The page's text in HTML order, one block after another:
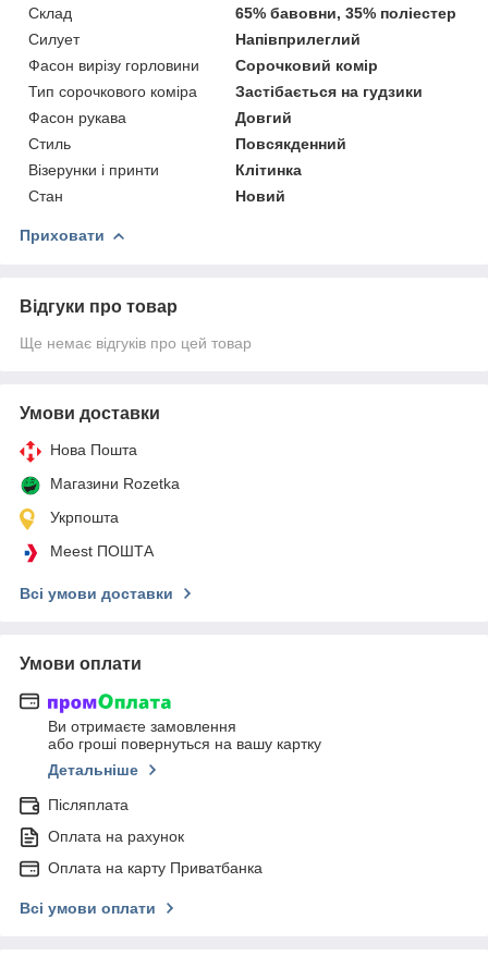
Склад
65% бавовни, 35% поліестер
Силует
Напівприлеглий
Фасон вирізу горловини
Сорочковий комір
Тип сорочкового коміра
Застібається на гудзики
Фасон рукава
Довгий
Стиль
Повсякденний
Візерунки і принти
Клітинка
Стан
Новий
Приховати
Відгуки про товар
Ще немає відгуків про цей товар
Умови доставки
Нова Пошта
Магазини Rozetka
Укрпошта
Meest ПОШТА
Всі умови доставки
Умови оплати
Ви отримаєте замовлення
або гроші повернуться на вашу картку
Детальніше
Післяплата
Оплата на рахунок
Оплата на карту Приватбанка
Всі умови оплати